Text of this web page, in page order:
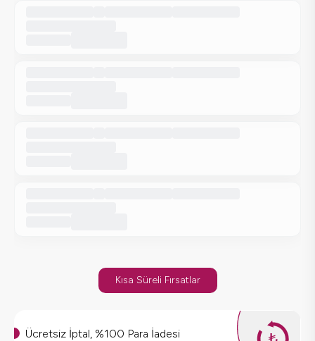
Kısa Süreli Fırsatlar
Ücretsiz İptal, %100 Para İadesi